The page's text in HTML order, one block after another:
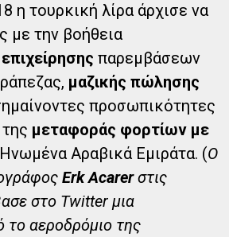
η τουρκική λίρα άρχισε να
με την βοήθεια
παρεμβάσεων
μαζικής πώλησης
προσωπικότητες
μεταφοράς φορτίων με
Αραβικά Εμιράτα. (Ο
Erk Acarerστις
στο Twitter μια
αεροδρόμιο της